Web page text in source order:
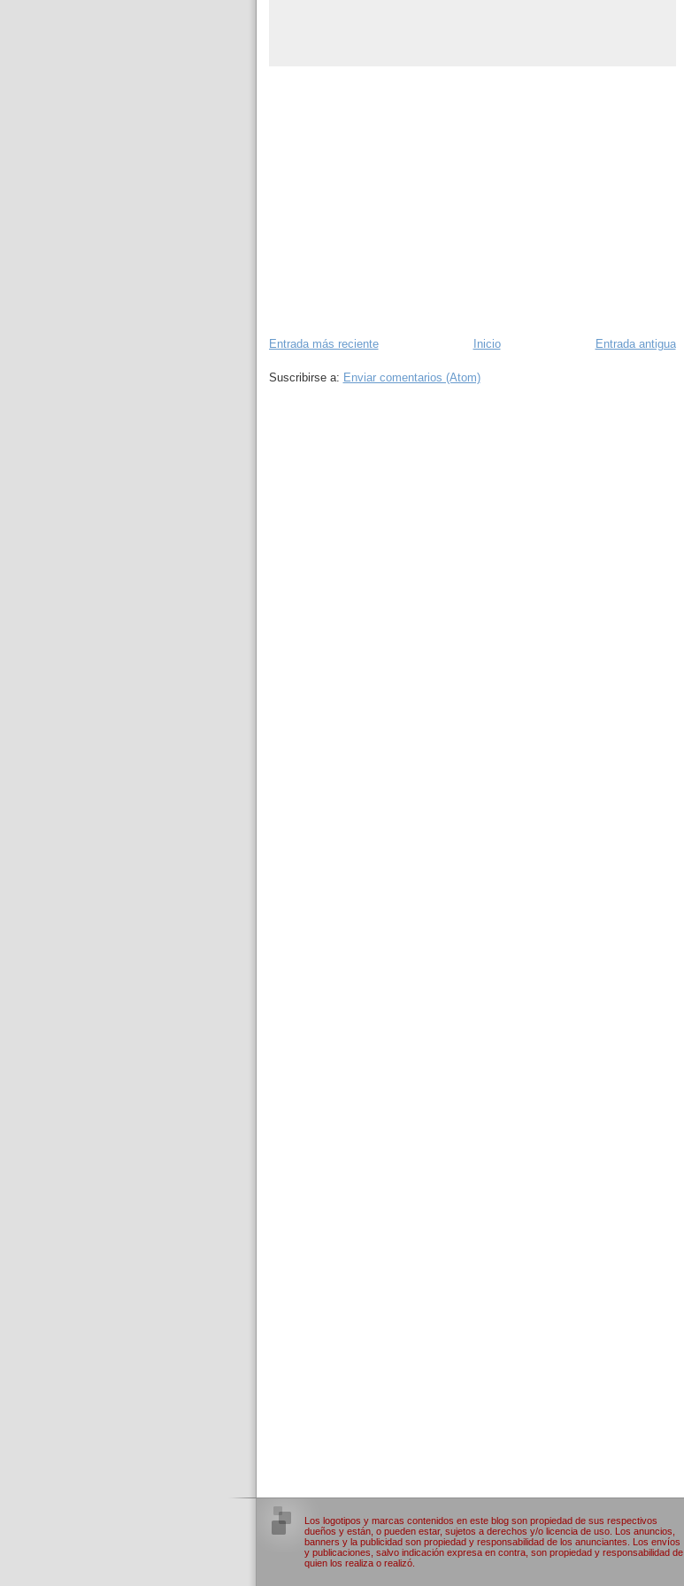
Entrada más reciente Entrada antigua
Inicio
Suscribirse a: Enviar comentarios (Atom)
Los logotipos y marcas contenidos en este blog son propiedad de sus respectivos
dueños y están, o pueden estar, sujetos a derechos y/o licencia de uso. Los anuncios,
banners y la publicidad son propiedad y responsabilidad de los anunciantes. Los envíos
y publicaciones, salvo indicación expresa en contra, son propiedad y responsabilidad de
quien los realiza o realizó.